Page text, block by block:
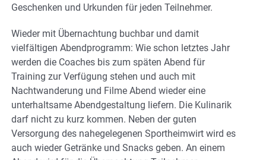
Geschenken und Urkunden für jeden Teilnehmer.
Wieder mit Übernachtung buchbar und damit
vielfältigen Abendprogramm: Wie schon letztes Jahr
werden die Coaches bis zum späten Abend für
Training zur Verfügung stehen und auch mit
Nachtwanderung und Filme Abend wieder eine
unterhaltsame Abendgestaltung liefern. Die Kulinarik
darf nicht zu kurz kommen. Neben der guten
Versorgung des nahegelegenen Sportheimwirt wird es
auch wieder Getränke und Snacks geben. An einem